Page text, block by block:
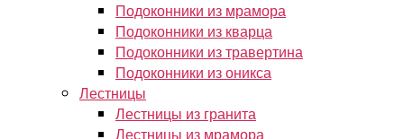
Подоконники из мрамора
Подоконники из кварца
Подоконники из травертина
Подоконники из оникса
Лестницы
Лестницы из гранита
Лестницы из мрамора